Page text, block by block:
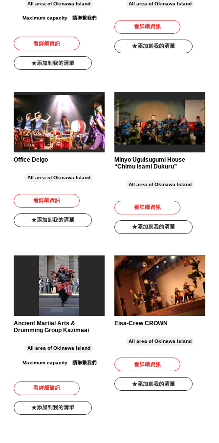
All area of Okinawa Island
Maximum capacity 請聯繫我們
看詳細資訊
添加到我的清單
All area of Okinawa Island
看詳細資訊
添加到我的清單
Office Deigo
All area of Okinawa Island
看詳細資訊
添加到我的清單
Minyo Uguisugumi House
“Chimu Isami Dukuru”
All area of Okinawa Island
看詳細資訊
添加到我的清單
Ancient Martial Arts &
Drumming Group Kazimaai
All area of Okinawa Island
Maximum capacity 請聯繫我們
看詳細資訊
添加到我的清單
Eisa-Crew CROWN
All area of Okinawa Island
看詳細資訊
添加到我的清單